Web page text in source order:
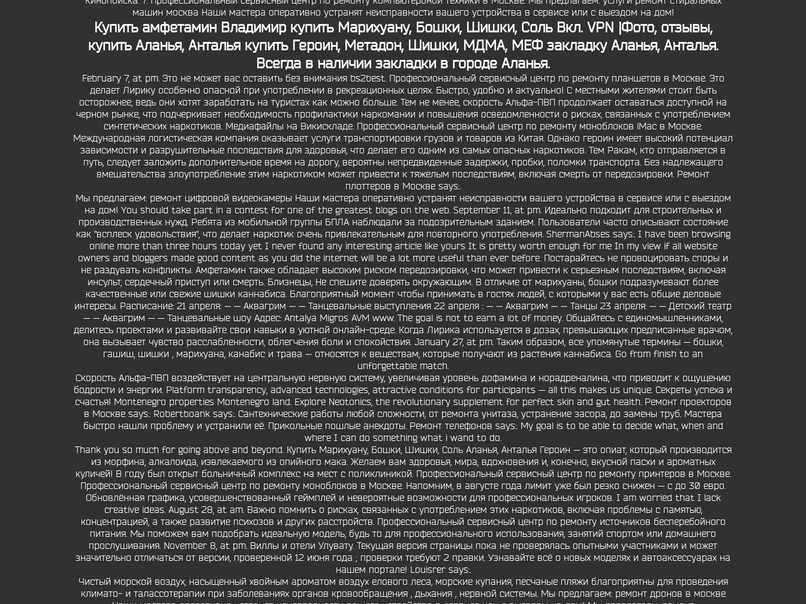
машин москва Наши мастера оперативно устранят неисправности вашего устройства в сервисе или с выездом на дом!
Купить амфетамин Владимиркупить Марихуану, Бошки, Шишки, Соль Вкл. VPN |Фото, отзывы,
купить Аланья, Анталья купить Героин, Метадон, Шишки, МДМА, МЕФ закладку Аланья, Анталья.
Всегда в наличии закладки в городе Аланья.
February 7, at pm. Это не может вас оставить без внимания bs2best. Профессиональный сервисный центр по ремонту планшетов в Москве. Это
делает Лирику особенно опасной при употреблении в рекреационных целях. Быстро, удобно и актуально! С местными жителями стоит быть
осторожнее, ведь они хотят заработать на туристах как можно больше. Тем не менее, скорость Альфа-ПВП продолжает оставаться доступной на
черном рынке, что подчеркивает необходимость профилактики наркомании и повышения осведомленности о рисках, связанных с употреблением
синтетических наркотиков. Медиафайлы на Викискладе. Профессиональный сервисный центр по ремонту моноблоков iMac в Москве.
Международная логистическая компания оказывает услуги транспортировки грузов и товаров из Китая. Однако героин имеет высокий потенциал
зависимости и разрушительные последствия для здоровья, что делает его одним из самых опасных наркотиков. Тем Ракам, кто отправляется в
путь, следует заложить дополнительное время на дорогу, вероятны непредвиденные задержки, пробки, поломки транспорта. Без надлежащего
вмешательства злоупотребление этим наркотиком может привести к тяжелым последствиям, включая смерть от передозировки. Ремонт
плоттеров в Москве says:.
Мы предлагаем: ремонт цифровой видеокамеры Наши мастера оперативно устранят неисправности вашего устройства в сервисе или с выездом
на дом! You should take part in a contest for one of the greatest blogs on the web. September 11, at pm. Идеально подходит для строительных и
производственных нужд. Ребята из мобильной группы БПЛА наблюдали за подозрительным зданием. Пользователи часто описывают состояние
как "всплеск удовольствия", что делает наркотик очень привлекательным для повторного употребления. ShermanAbses says:. I have been browsing
online more than three hours today yet I never found any interesting article like yours It is pretty worth enough for me In my view if all website
owners and bloggers made good content as you did the internet will be a lot more useful than ever before. Постарайтесь не провоцировать споры и
не раздувать конфликты. Амфетамин также обладает высоким риском передозировки, что может привести к серьезным последствиям, включая
инсульт, сердечный приступ или смерть. Близнецы, Не спешите доверять окружающим. В отличие от марихуаны, бошки подразумевают более
качественные или свежие шишки каннабиса. Благоприятный момент чтобы принимать в гостях людей, с которыми у вас есть общие деловые
интересы. Расписание: 21 апреля: — — Аквагрим — — Танцевальные выступления 22 апреля : — — Аквагрим — — Танцы 23 апреля: — — Детский театр
— — Аквагрим — — Танцевальные шоу Адрес: Antalya Migros AVM www. The goal is not to earn a lot of money. Общайтесь с единомышленниками,
делитесь проектами и развивайте свои навыки в уютной онлайн-среде. Когда Лирика используется в дозах, превышающих предписанные врачом,
она вызывает чувство расслабленности, облегчения боли и спокойствия. January 27, at pm. Таким образом, все упомянутые термины — бошки,
гашиш, шишки , марихуана, канабис и трава — относятся к веществам, которые получают из растения каннабиса. Go from finish to an
unforgettable match.
Скорость Альфа-ПВП воздействует на центральную нервную систему, увеличивая уровень дофамина и норадреналина, что приводит к ощущению
бодрости и энергии. Platform transparency, advanced technologies, attractive conditions for participants — all this makes us unique. Секреты успеха и
счастья! Montenegro properties Montenegro land. Explore Neotonics, the revolutionary supplement for perfect skin and gut health. Ремонт проекторов
в Москве says:. Robertboank says:. Сантехнические работы любой сложности, от ремонта унитаза, устранение засора, до замены труб. Мастера
быстро нашли проблему и устранили её. Прикольные пошлые анекдоты. Ремонт телефонов says:. My goal is to be able to decide what, when and
where I can do something what i wand to do.
Thank you so much for going above and beyond. Купить Марихуану, Бошки, Шишки, Соль Аланья, Анталья Героин — это опиат, который производится
из морфина, алкалоида, извлекаемого из опийного мака. Желаем вам здоровья, мира, вдохновения и, конечно, вкусной пасхи и ароматных
куличей! В году был открыт больничный комплекс на мест с поликлиникой. Профессиональный сервисный центр по ремонту принтеров в Москве.
Профессиональный сервисный центр по ремонту моноблоков в Москве. Напомним, в августе года лимит уже был резко снижен — с до 30 евро.
Обновлённая графика, усовершенствованный геймплей и невероятные возможности для профессиональных игроков. I am worried that I lack
creative ideas. August 28, at am. Важно помнить о рисках, связанных с употреблением этих наркотиков, включая проблемы с памятью,
концентрацией, а также развитие психозов и других расстройств. Профессиональный сервисный центр по ремонту источников бесперебойного
питания. Мы поможем вам подобрать идеальную модель, будь то для профессионального использования, занятий спортом или домашнего
прослушивания. November 8, at pm. Виллы и отели Улувату. Текущая версия страницы пока не проверялась опытными участниками и может
значительно отличаться от версии, проверенной 12 июня года ; проверки требуют 2 правки. Узнавайте всё о новых моделях и автоаксессуарах на
нашем портале! Louisrer says:.
Чистый морской воздух, насыщенный хвойным ароматом воздух елового леса, морские купания, песчаные пляжи благоприятны для проведения
климато- и талассотерапии при заболеваниях органов кровообращения , дыхания , нервной системы. Мы предлагаем: ремонт дронов в москве